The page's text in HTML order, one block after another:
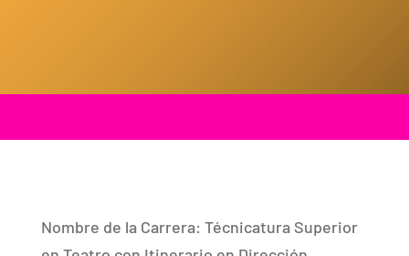
Nombre de la Carrera: Técnicatura Superior